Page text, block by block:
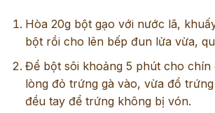
Hòa 20g bột gạo với nước lã,
bột rồi cho lên bếp đun lửa vừa,
Để bột sôi khoảng 5 phút cho chín
lòng đỏ trứng gà vào, vừa đổ
đều tay để trứng không bị vón.